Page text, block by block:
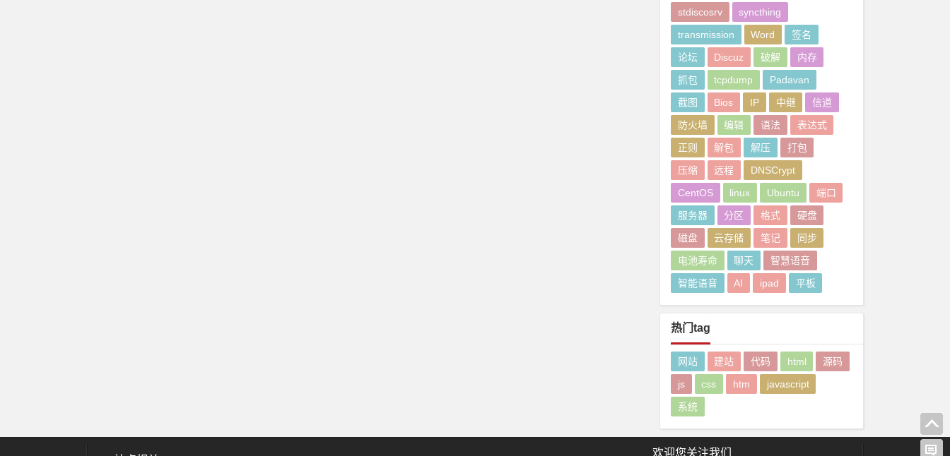
stdiscosrv
syncthing
transmission
Word
签名
论坛
Discuz 破解
内存
抓包
tcpdump
Padavan
截图
Bios IP 中继
信道
防火墙
编辑 语法
表达式
正则
解包 解压
打包
压缩
远程
DNSCrypt
CentOS
linux Ubuntu
端口
服务器
分区 格式
硬盘
磁盘
云存储 笔记
同步
电池寿命
聊天
智慧语音
智能语音
AI ipad 平板
热门tag
网站 建站 代码 html
源码
js
css htm
javascript
系统
欢迎您关注我们